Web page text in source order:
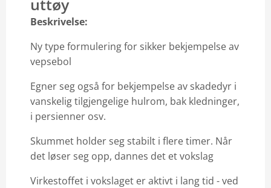
uttøy
Beskrivelse:
Ny type formulering for sikker bekjempelse av
vepsebol
Egner seg også for bekjempelse av skadedyr i
vanskelig tilgjengelige hulrom, bak kledninger,
i persienner osv.
Skummet holder seg stabilt i flere timer. Når
det løser seg opp, dannes det et vokslag
Virkestoffet i vokslaget er aktivt i lang tid - ved
VÅRE PRODUKTER
AKTUELT
FORHANDLERE
Karriere
Godt å vite
Email: info@vilofarm.no